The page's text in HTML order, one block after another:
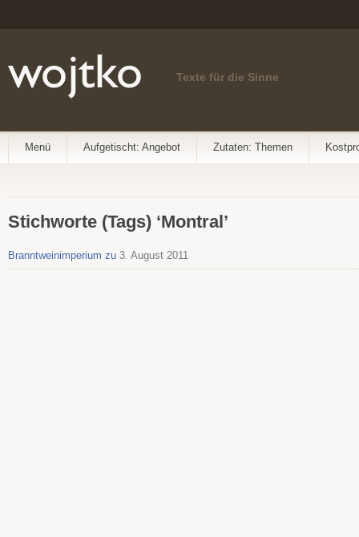
Texte für die Sinne
Menü Aufgetischt: Angebot Zutaten: Themen
Stichworte (Tags) ‘Montral’
Branntweinimperium zu 3. August 2011